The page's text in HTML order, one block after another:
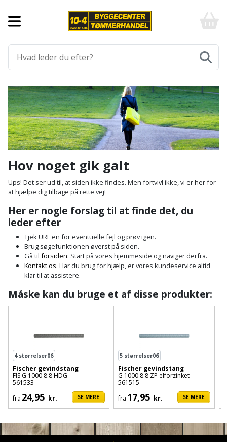
Aluprofiler
Armering
Asfalt
Befæstigelse
Byggeplader
Cement
og
mørtel
Damp-
og
vindspærre
og
lås
Fliseopsætning
og
Gulve
Fliser
og
klinker
Gulvtilbehør
Gulvunderlag
Gulvvarme
Laminatgulv
Vinylgulv
Værktøj
Afmærkning
Arbejdsbuk
Bærehåndtag
Båndstrammer
og
løftebånd
Blæselampe
Blindnitter
Byggepladstrapper
Donkraft
Dorn
Fedtpresser
Elværktøj
Afkortersav
Arbejdsbord
Arbejdslamper
og
belysning
Arbejdsradio
Bajonetsav
Bajonetsavklinge
bænkslibertilbehør
Båndsav
Båndsliber
bænksliber
Havemaskiner
Buskrydder
Dykpumpe
Fejemaskine
Generator
Græstrimmer
Hækkeklipper
Højtryksrenser
Husvandværk
Kompostkværn
og
have
og
fritid
Affaldssortering
Affugter
Bålfad
bålsted
Belysning
Beslag
Maling
Afdækning
til
malerarbejde
Gulvplejemidler
indendørs
Maling
udendørs
Polyfilla
VVS
Armatur
vandhaner
og
afløb
Pex
rør
Radiator
Beklædning
BørnOutlet
Tilbudsavis
Log
ind
-
billigt
og
-
Klik
og
byg
Hov noget gik galt
Ups! Det ser ud til, at siden ikke findes. Men fortvivl ikke, vi er her for
at hjælpe dig tilbage på rette vej!
Her er nogle forslag til at finde det, du
leder efter
Tjek URL'en for eventuelle fejl og prøv igen.
Brug søgefunktionen øverst på siden.
Gå til forsiden: Start på vores hjemmeside og naviger derfra.
Kontakt os. Har du brug for hjælp, er vores kundeservice altid
klar til at assistere.
Måske kan du bruge et af disse produkter:
4 størrelser06
Fischer gevindstang
FIS G 1000 8.8 HDG
561533
fra 24,95 kr. SE MERE
5 størrelser06
Fischer gevindstang
G 1000 8.8 ZP elforzinket
561515
fra 17,95 kr. SE MERE